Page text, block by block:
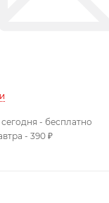
- бесплатно
- 390 ₽